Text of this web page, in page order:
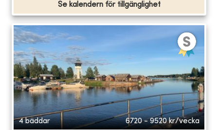
Se kalendern för tillgänglighet
4 bäddar 6720 - 9520 kr/vecka